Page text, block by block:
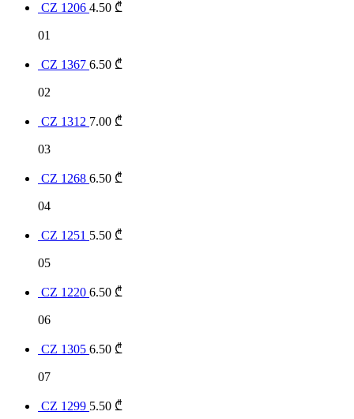
CZ 1206 4.50 ₾
01
CZ 1367 6.50 ₾
02
CZ 1312 7.00 ₾
03
CZ 1268 6.50 ₾
04
CZ 1251 5.50 ₾
05
CZ 1220 6.50 ₾
06
CZ 1305 6.50 ₾
07
CZ 1299 5.50 ₾